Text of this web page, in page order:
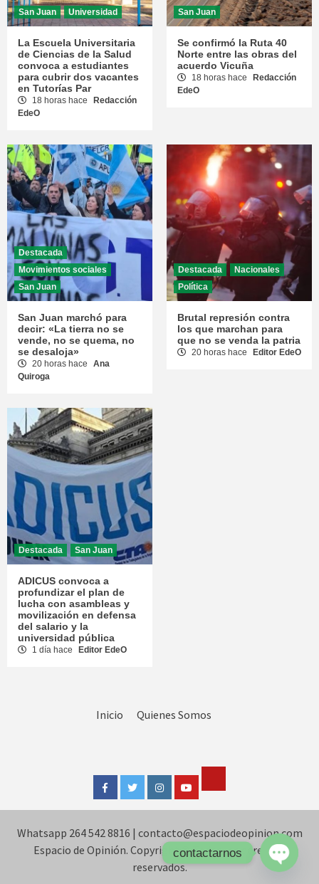
San Juan Universidad
La Escuela Universitaria
de Ciencias de la Salud
convoca a estudiantes
para cubrir dos vacantes
en Tutorías Par
18 horas hace
Redacción
EdeO
San Juan
Se confirmó la Ruta 40
Norte entre las obras del
acuerdo Vicuña
18 horas hace
Redacción
EdeO
Destacada
Movimientos sociales
San Juan
San Juan marchó para
decir: «La tierra no se
vende, no se quema, no
se desaloja»
20 horas hace
Ana
Quiroga
Destacada
Nacionales
Política
Brutal represión contra
los que marchan para
que no se venda la patria
20 horas hace Editor EdeO
Destacada San Juan
ADICUS convoca a
profundizar el plan de
lucha con asambleas y
movilización en defensa
del salario y la
universidad pública
1 día hace Editor EdeO
Inicio Quienes Somos
FacebookTwitterInstagramYoutube
Whatsapp 264 542 8816 | contacto@espaciodeopinion.com
Espacio de Opinión. Copyright © Todos los derechos
reservados.
contactarnos